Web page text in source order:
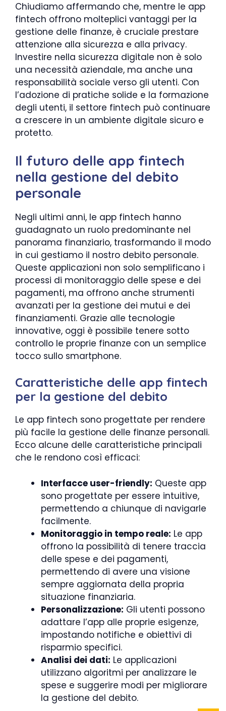
Chiudiamo affermando che, mentre le app
fintech offrono molteplici vantaggi per la
gestione delle finanze, è cruciale prestare
attenzione alla sicurezza e alla privacy.
Investire nella sicurezza digitale non è solo
una necessità aziendale, ma anche una
responsabilità sociale verso gli utenti. Con
l’adozione di pratiche solide e la formazione
degli utenti, il settore fintech può continuare
a crescere in un ambiente digitale sicuro e
protetto.
Il futuro delle app fintech
nella gestione del debito
personale
Negli ultimi anni, le app fintech hanno
guadagnato un ruolo predominante nel
panorama finanziario, trasformando il modo
in cui gestiamo il nostro debito personale.
Queste applicazioni non solo semplificano i
processi di monitoraggio delle spese e dei
pagamenti, ma offrono anche strumenti
avanzati per la gestione dei mutui e dei
finanziamenti. Grazie alle tecnologie
innovative, oggi è possibile tenere sotto
controllo le proprie finanze con un semplice
tocco sullo smartphone.
Caratteristiche delle app fintech
per la gestione del debito
Le app fintech sono progettate per rendere
più facile la gestione delle finanze personali.
Ecco alcune delle caratteristiche principali
che le rendono così efficaci:
Interfacce user-friendly: Queste app
sono progettate per essere intuitive,
permettendo a chiunque di navigarle
facilmente.
Monitoraggio in tempo reale: Le app
offrono la possibilità di tenere traccia
delle spese e dei pagamenti,
permettendo di avere una visione
sempre aggiornata della propria
situazione finanziaria.
Personalizzazione: Gli utenti possono
adattare l’app alle proprie esigenze,
impostando notifiche e obiettivi di
risparmio specifici.
Analisi dei dati: Le applicazioni
utilizzano algoritmi per analizzare le
spese e suggerire modi per migliorare
la gestione del debito.